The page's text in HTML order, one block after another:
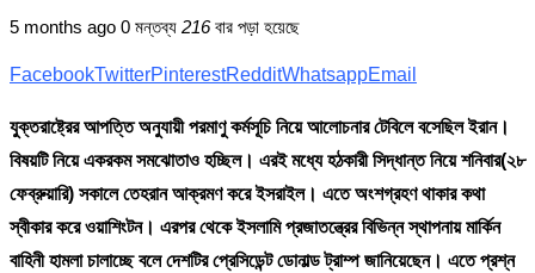
5 months ago 0 মন্তব্য 216বার পড়া হয়েছে
FacebookTwitterPinterestRedditWhatsappEmail
যুক্তরাষ্ট্রের আপত্তি অনুযায়ী পরমাণু কর্মসূচি নিয়ে আলোচনার টেবিলে বসেছিল ইরান।
বিষয়টি নিয়ে একরকম সমঝোতাও হচ্ছিল। এরই মধ্যে হঠকারী সিদ্ধান্ত নিয়ে শনিবার(২৮
ফেব্রুয়ারি) সকালে তেহরান আক্রমণ করে ইসরাইল। এতে অংশগ্রহণ থাকার কথা
স্বীকার করে ওয়াশিংটন। এরপর থেকে ইসলামি প্রজাতন্ত্রের বিভিন্ন স্থাপনায় মার্কিন
বাহিনী হামলা চালাচ্ছে বলে দেশটির প্রেসিডেন্ট ডোনাল্ড ট্রাম্প জানিয়েছেন। এতে প্রশ্ন